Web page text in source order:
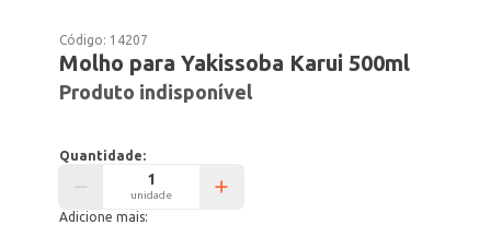
Código: 14207
Molho para Yakissoba Karui 500ml
Produto indisponível
Quantidade:
unidade
Adicione mais: